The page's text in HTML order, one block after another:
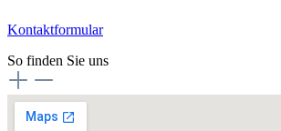
Kontaktformular
So finden Sie uns